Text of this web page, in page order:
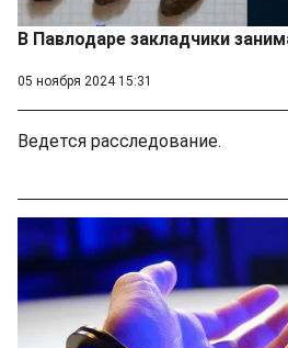
В Павлодаре закладчики
05 ноября 2024 15:31
Ведется расследование.